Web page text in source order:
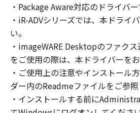
お客様は、また「指定機器」に
通じて接続されたコンピュー
ェア」を使用させることがで
コンピューターの使用者に本契
よび条件を遵守させるととも
し全責任を負うことを条件とし
(2) お客様は、上記(1)に基づい
ェア」を使用するためのバック
・Package Aware対応のドライバー
・iR-ADVシリーズでは、本ドライ
い。
・imageWARE Desktopのファク
をご使用の際は、本ドライバーをお
・ご使用上の注意やインストール
ダー内のReadmeファイルをご参照
・インストールする前に